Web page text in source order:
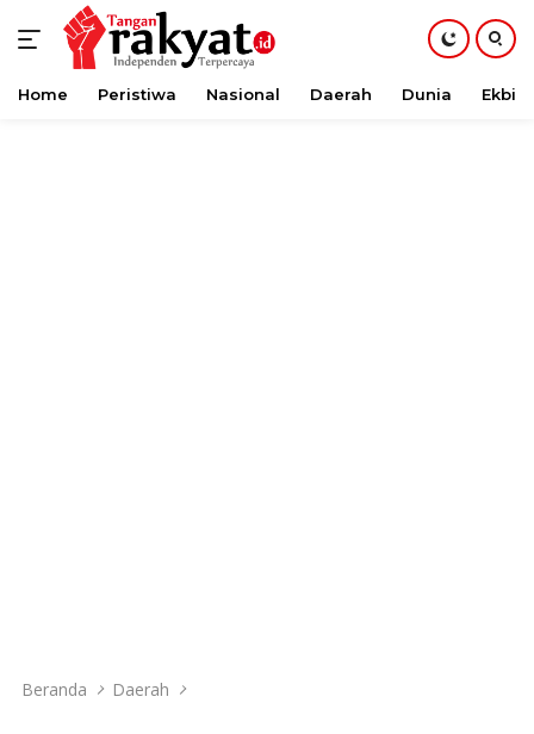
Langsung
Home Peristiwa Nasional Daerah Dunia Ekbis
Beranda Daerah